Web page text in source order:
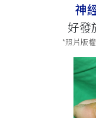
神
好發
*照片版